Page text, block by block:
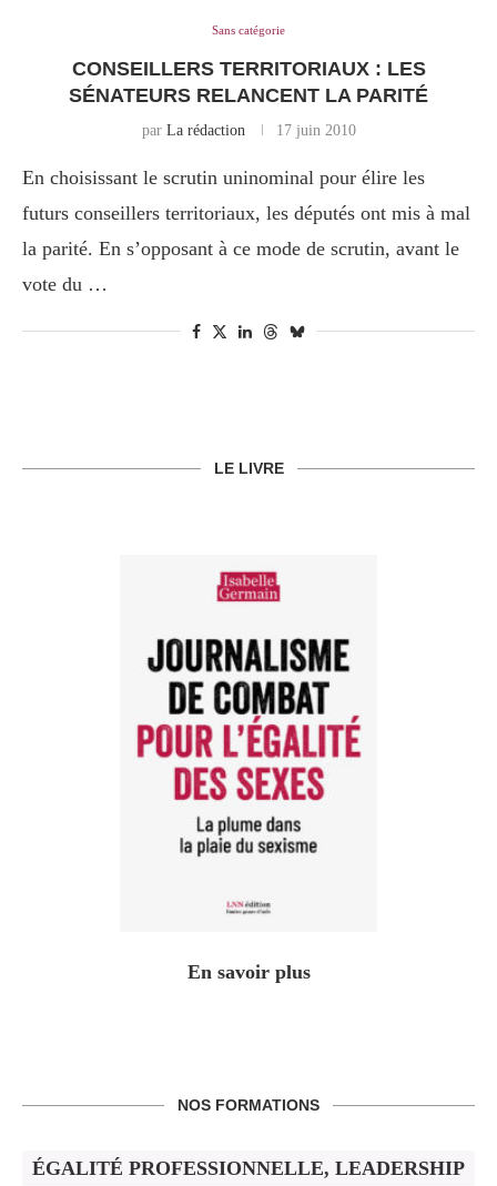
Sans catégorie
CONSEILLERS TERRITORIAUX : LES
SÉNATEURS RELANCENT LA PARITÉ
par La rédaction 17 juin 2010
En choisissant le scrutin uninominal pour élire les
futurs conseillers territoriaux, les députés ont mis à mal
la parité. En s’opposant à ce mode de scrutin, avant le
vote du …
LE LIVRE
En savoir plus
NOS FORMATIONS
ÉGALITÉ PROFESSIONNELLE, LEADERSHIP